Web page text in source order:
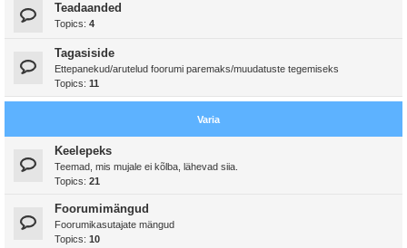
Teadaanded
Topics: 4
Tagasiside
Ettepanekud/arutelud foorumi paremaks/muudatuste tegemiseks
Topics: 11
Varia
Keelepeks
Teemad, mis mujale ei kõlba, lähevad siia.
Topics: 21
Foorumimängud
Foorumikasutajate mängud
Topics: 10